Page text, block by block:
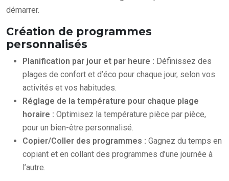
démarrer.
Création de programmes
personnalisés
Planification par jour et par heure : Définissez des
plages de confort et d’éco pour chaque jour, selon vos
activités et vos habitudes.
Réglage de la température pour chaque plage
horaire : Optimisez la température pièce par pièce,
pour un bien-être personnalisé.
Copier/Coller des programmes : Gagnez du temps en
copiant et en collant des programmes d’une journée à
l’autre.